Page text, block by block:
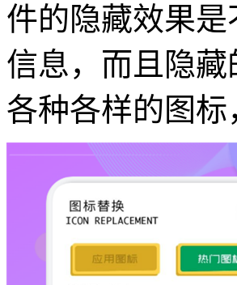
件的隐藏效果
信息，而且隐
各种各样的图